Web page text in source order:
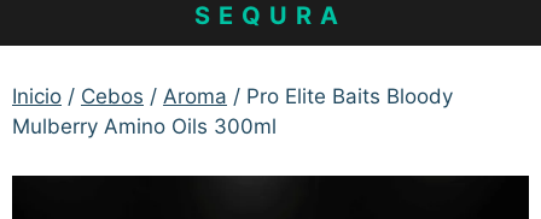
SEQURA
Inicio / Cebos / Aroma / Pro Elite Baits Bloody
Mulberry Amino Oils 300ml